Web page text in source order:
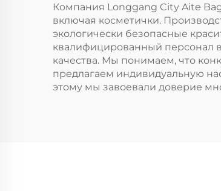
экосумка,
косметички с
индивидуальным
логотипом,
хлопковая
Компания Longgang City Aite
включая косметички.
экологически безопасные
квалифицированный персонал
качества. Мы понимаем, что
предлагаем индивидуальную
этому мы завоевали доверие